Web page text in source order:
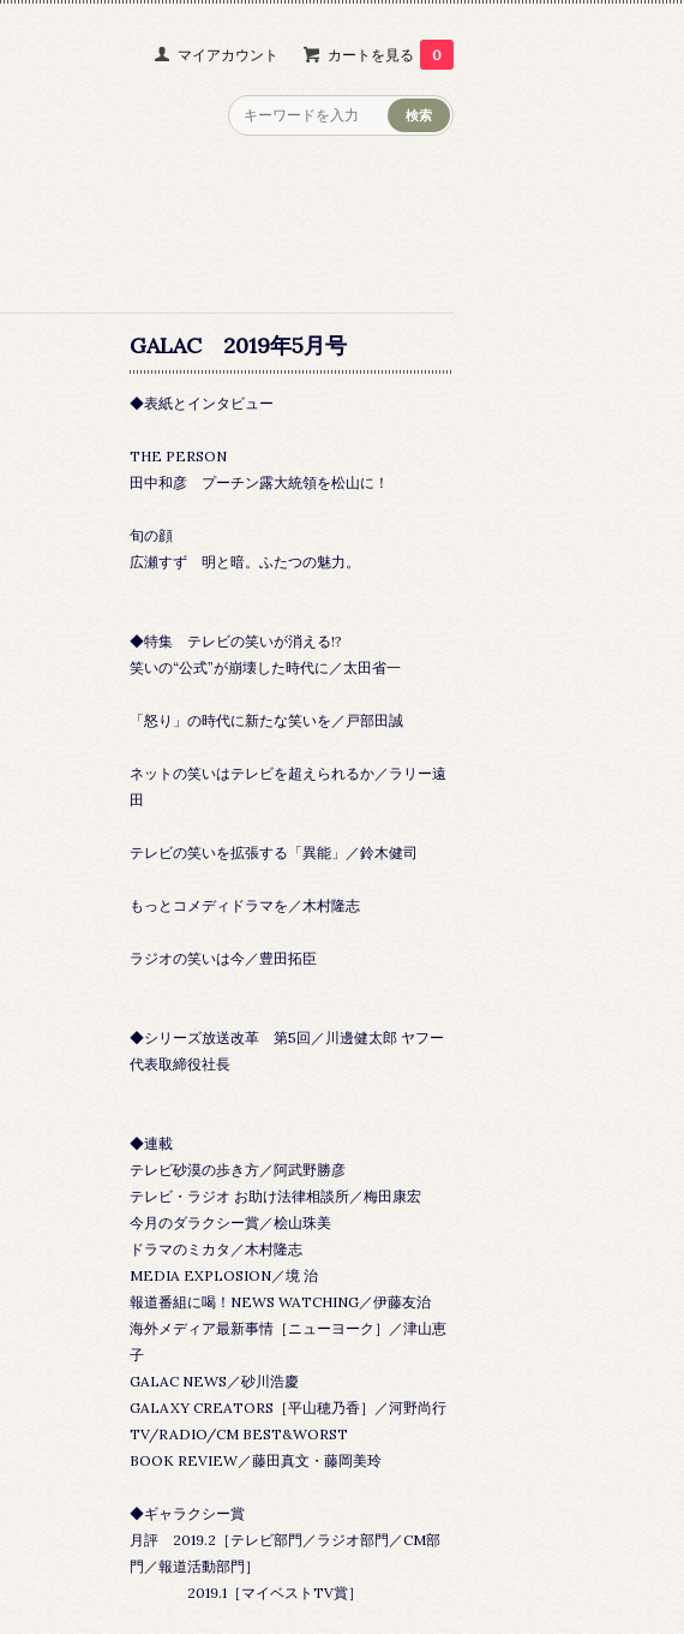
マイアカウント カートを見る 0
GALAC 2019年5月号
◆表紙とインタビュー
THE PERSON
田中和彦 プーチン露大統領を松山に！
旬の顔
広瀬すず 明と暗。ふたつの魅力。
◆特集 テレビの笑いが消える!?
笑いの“公式”が崩壊した時代に／太田省一
「怒り」の時代に新たな笑いを／戸部田誠
ネットの笑いはテレビを超えられるか／ラリー遠
田
テレビの笑いを拡張する「異能」／鈴木健司
もっとコメディドラマを／木村隆志
ラジオの笑いは今／豊田拓臣
◆シリーズ放送改革 第5回／川邊健太郎 ヤフー
代表取締役社長
◆連載
テレビ砂漠の歩き方／阿武野勝彦
テレビ・ラジオ お助け法律相談所／梅田康宏
今月のダラクシー賞／桧山珠美
ドラマのミカタ／木村隆志
MEDIA EXPLOSION／境 治
報道番組に喝！NEWS WATCHING／伊藤友治
海外メディア最新事情［ニューヨーク］／津山恵
子
GALAC NEWS／砂川浩慶
GALAXY CREATORS［平山穂乃香］／河野尚行
TV/RADIO/CM BEST&WORST
BOOK REVIEW／藤田真文・藤岡美玲
◆ギャラクシー賞
月評 2019.2［テレビ部門／ラジオ部門／CM部
門／報道活動部門］
2019.1［マイベストTV賞］